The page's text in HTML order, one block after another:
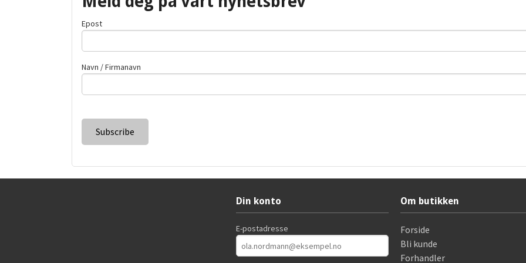
Epost
Navn / Firmanavn
Din konto
E-postadresse
Om butikken
Forside
Bli kunde
Forhandler